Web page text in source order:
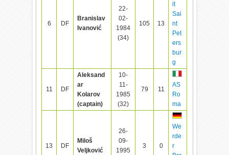
6 DF
Branislav
Ivanović
22-
02-
1984
(34)
105 13
it
Sai
nt
Pet
ers
bur
g
11 DF
Aleksand
ar
Kolarov
(captain)
10-
11-
1985
(32)
79 11
AS
Ro
ma
13 DF
Miloš
Veljković
26-
09-
1995
3 0
We
rde
r